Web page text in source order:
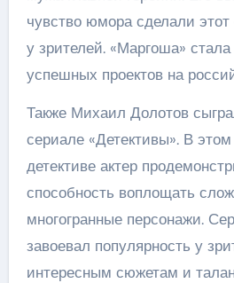
чувство юмора сделали
у зрителей. «Маргоша»
успешных проектов на
Также Михаил Долотов
сериале «Детективы». В
детективе актер
способность воплощать
многогранные персонажи.
завоевал популярность у
интересным сюжетам и